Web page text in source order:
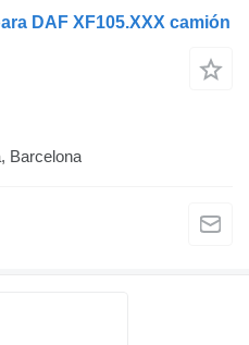
DAF XF105.XXX camión
Barcelona